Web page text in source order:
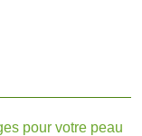
pour votre peau